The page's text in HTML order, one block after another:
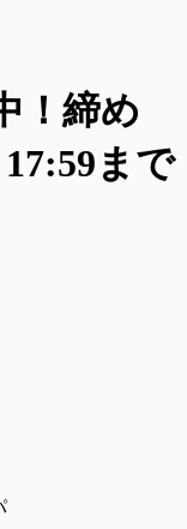
！締め
まで